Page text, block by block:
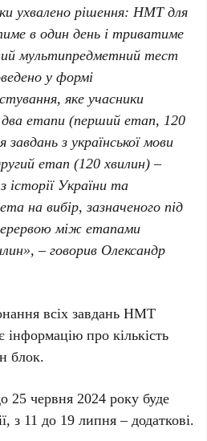
ухвалено рішення: НМТ для
в один день і триватиме
мультипредметний тест
у формі
яке учасники
етапи (перший етап, 120
завдань з української мови
етап (120 хвилин) –
історії України та
на вибір, зазначеного під
між етапами
– говорив Олександр
всіх завдань НМТ
про кількість
блок.
25 червня 2024 року буде
з 11 до 19 липня – додаткові.